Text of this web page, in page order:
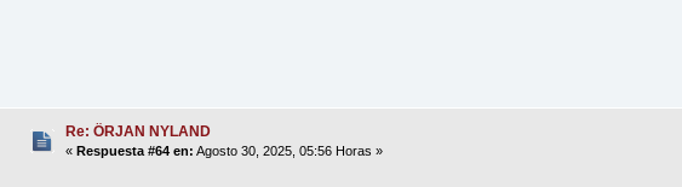
Re: ÖRJAN NYLAND
« Respuesta #64 en: Agosto 30, 2025, 05:56 Horas »